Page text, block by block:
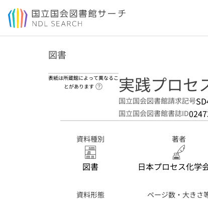
本文へ移動
図書
表紙は所蔵館によって異なるこ
とがあります
ヘルプページへのリンク
実践プロセ
国立国会図書館請求記号
国立国会図書館書誌ID
資料種別
図書
著者
日本プロセス化学
資料形態 ページ数・大きさ